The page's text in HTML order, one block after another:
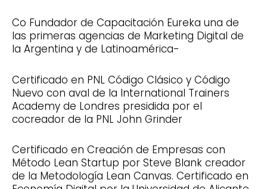
Co Fundador de Capacitación Eureka una de
las primeras agencias de Marketing Digital de
la Argentina y de Latinoamérica-
Certificado en PNL Código Clásico y Código
Nuevo con aval de la International Trainers
Academy de Londres presidida por el
cocreador de la PNL John Grinder
Certificado en Creación de Empresas con
Método Lean Startup por Steve Blank creador
de la Metodología Lean Canvas. Certificado en